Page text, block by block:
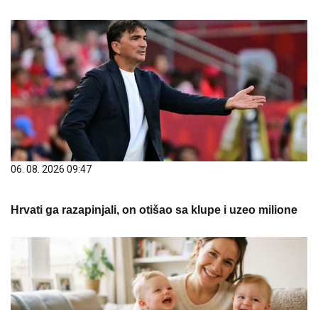
06. 08. 2026 09:47
Hrvati ga razapinjali, on otišao sa klupe i uzeo milione